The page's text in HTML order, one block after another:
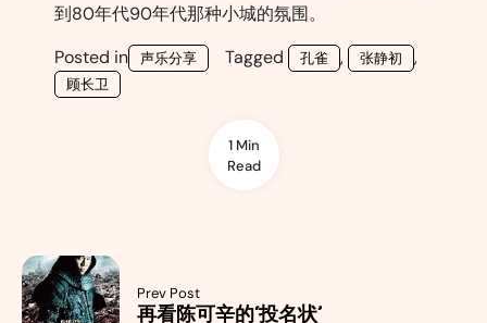
1 Min
Read
到80年代90年代那种小城的氛围。
Posted in
声乐分享 Tagged 孔雀 , 张静初 ,
顾长卫
Prev Post
再看陈可辛的‘投名状’